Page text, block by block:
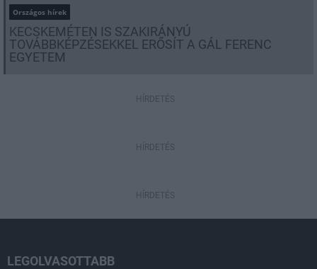
Országos hírek
KECSKEMÉTEN IS SZAKIRÁNYÚ
TOVÁBBKÉPZÉSEKKEL ERŐSÍT A GÁL FERENC
EGYETEM
HÍRDETÉS
HÍRDETÉS
HÍRDETÉS
LEGOLVASOTTABB